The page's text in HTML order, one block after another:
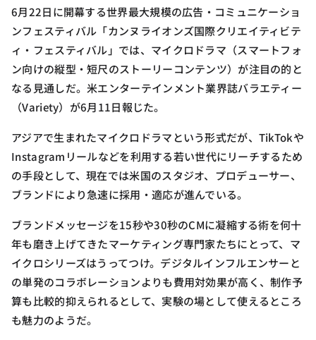
6月22日に開幕する世界最大規模の広告・コミュニケーショ
ンフェスティバル「カンヌライオンズ国際クリエイティビテ
ィ・フェスティバル」では、マイクロドラマ（スマートフォ
ン向けの縦型・短尺のストーリーコンテンツ）が注目の的と
なる見通しだ。米エンターテインメント業界誌バラエティー
（Variety）が6月11日報じた。
アジアで生まれたマイクロドラマという形式だが、TikTokや
Instagramリールなどを利用する若い世代にリーチするため
の手段として、現在では米国のスタジオ、プロデューサー、
ブランドにより急速に採用・適応が進んでいる。
ブランドメッセージを15秒や30秒のCMに凝縮する術を何十
年も磨き上げてきたマーケティング専門家たちにとって、マ
イクロシリーズはうってつけ。デジタルインフルエンサーと
の単発のコラボレーションよりも費用対効果が高く、制作予
算も比較的抑えられるとして、実験の場として使えるところ
も魅力のようだ。